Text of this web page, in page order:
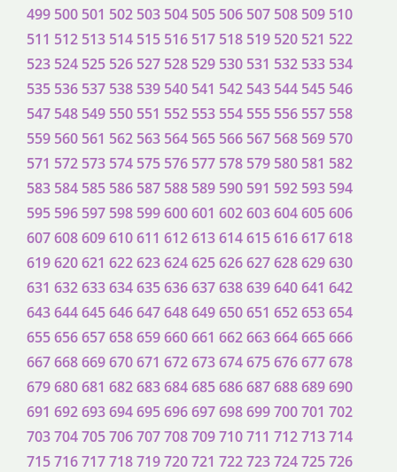
499 500 501 502 503 504 505 506 507 508 509 510
511 512 513 514 515 516 517 518 519 520 521 522
523 524 525 526 527 528 529 530 531 532 533 534
535 536 537 538 539 540 541 542 543 544 545 546
547 548 549 550 551 552 553 554 555 556 557 558
559 560 561 562 563 564 565 566 567 568 569 570
571 572 573 574 575 576 577 578 579 580 581 582
583 584 585 586 587 588 589 590 591 592 593 594
595 596 597 598 599600601 602603604605606
607608609610611 612613614615616617618
619620621 622623624625626627628629630
631 632633634635636637638639640641 642
643644645646647648649650651 652653654
655656657658659660661 662663664665666
667668669670671 672673674675676677678
679680681 682683684685686687688689690
691 692693694695696697698699700701 702
703704705706707708709710711 712713714
715716717718719720721 722723724725726